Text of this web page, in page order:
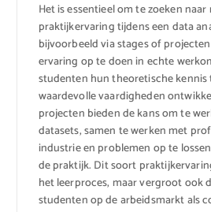
Het is essentieel om te zoeken
praktijkervaring tijdens een data
bijvoorbeeld via stages of
ervaring op te doen in echte
studenten hun theoretische kennis
waardevolle vaardigheden
projecten bieden de kans om te
datasets, samen te werken met
industrie en problemen op te
de praktijk. Dit soort
het leerproces, maar vergroot ook
studenten op de arbeidsmarkt als